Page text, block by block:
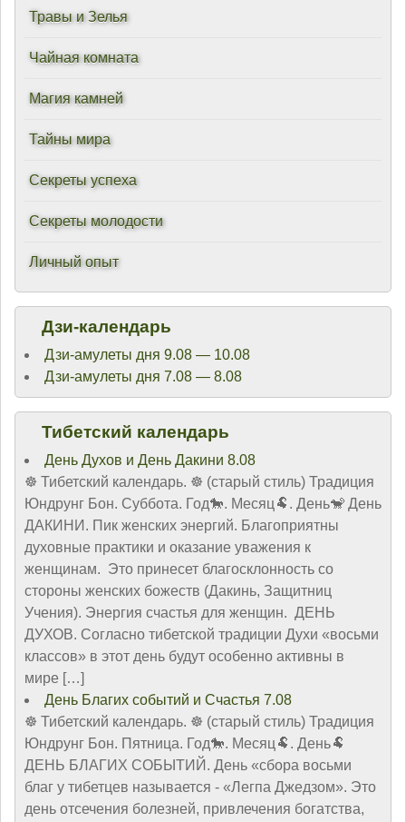
Травы и Зелья
Чайная комната
Магия камней
Тайны мира
Секреты успеха
Секреты молодости
Личный опыт
Дзи-календарь
Дзи-амулеты дня 9.08 — 10.08
Дзи-амулеты дня 7.08 — 8.08
Тибетский календарь
День Духов и День Дакини 8.08
☸ Тибетский календарь. ☸ (старый стиль) Традиция
Юндрунг Бон. Суббота. Год🐎. Месяц🐏. День🐒 День
ДАКИНИ. Пик женских энергий. Благоприятны
духовные практики и оказание уважения к
женщинам. Это принесет благосклонность со
стороны женских божеств (Дакинь, Защитниц
Учения). Энергия счастья для женщин. ДЕНЬ
ДУХОВ. Согласно тибетской традиции Духи «восьми
классов» в этот день будут особенно активны в
мире […]
День Благих событий и Счастья 7.08
☸ Тибетский календарь. ☸ (старый стиль) Традиция
Юндрунг Бон. Пятница. Год🐎. Месяц🐏. День🐏
ДЕНЬ БЛАГИХ СОБЫТИЙ. День «сбора восьми
благ у тибетцев называется - «Легпа Джедзом». Это
день отсечения болезней, привлечения богатства,